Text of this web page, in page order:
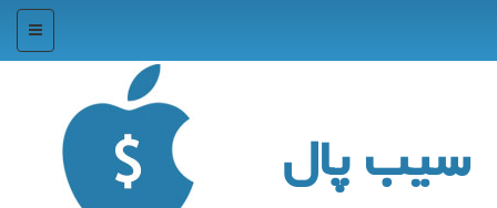
منو
سیب پال